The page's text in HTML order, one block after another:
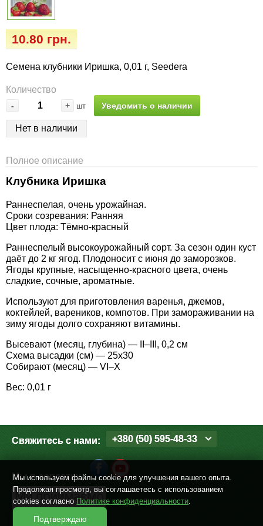
10.80 грн.
Семена клубники Иришка, 0,01 г, Seedera
Количество
- + шт Уведомить о наличии
Нет в наличии
Полное описание
Клубника Иришка
Раннеспелая, очень урожайная.
Сроки созревания: Ранняя
Цвет плода: Тёмно-красный
Раннеспелый высокоурожайный сорт. За сезон один куст
даёт до 2 кг ягод. Плодоносит с июня до заморозков.
Ягоды крупные, насыщенно-красного цвета, очень
сладкие, сочные, ароматные.
Используют для приготовления варенья, джемов,
коктейлей, вареников, компотов. При замораживании на
зиму ягоды долго сохраняют витамины.
Высевают (месяц, глубина) — II–III, 0,2 см
Схема высадки (см) — 25х30
Собирают (месяц) — VI–X
Вес: 0,01 г
Свяжитесь с нами: +380 (50) 595-48-33
Мы в соцсетях
Семена перца
Семена пряных трав
Семена редиса
Семена салата
Семена свеклы
Семена сидератов
Семена табака
Семена томатов
Семена газонной травы
Семена тыквы, патиссона
Семена цветов
Семена шпината
Удобрения «Сударушка», «Рязаночка»
Удобрения «Чистый лист» кристаллические
Удобрения «Чистый лист» кристаллические
Удобрения «Чистый лист» в палочках
Удобрения «Чистый лист» Успех
Опрыскиватели
Перчатки
Тенты
Средства защиты от тараканов, прусаков,
Средства защиты от комаров, москитов,
Средства защиты от мух
Средства защиты от моли
Средства защиты от капустницы
Средства защиты от кротов
Средства защиты от грызунов
Хозяйственные товары
Средства защиты растений
Лидеры продаж
Мы используем файлы cookie для улучшения вашего опыта.
Продолжая просмотр, вы соглашаетесь с использованием
cookies согласно Политике конфиденциальности.
Подтверждаю